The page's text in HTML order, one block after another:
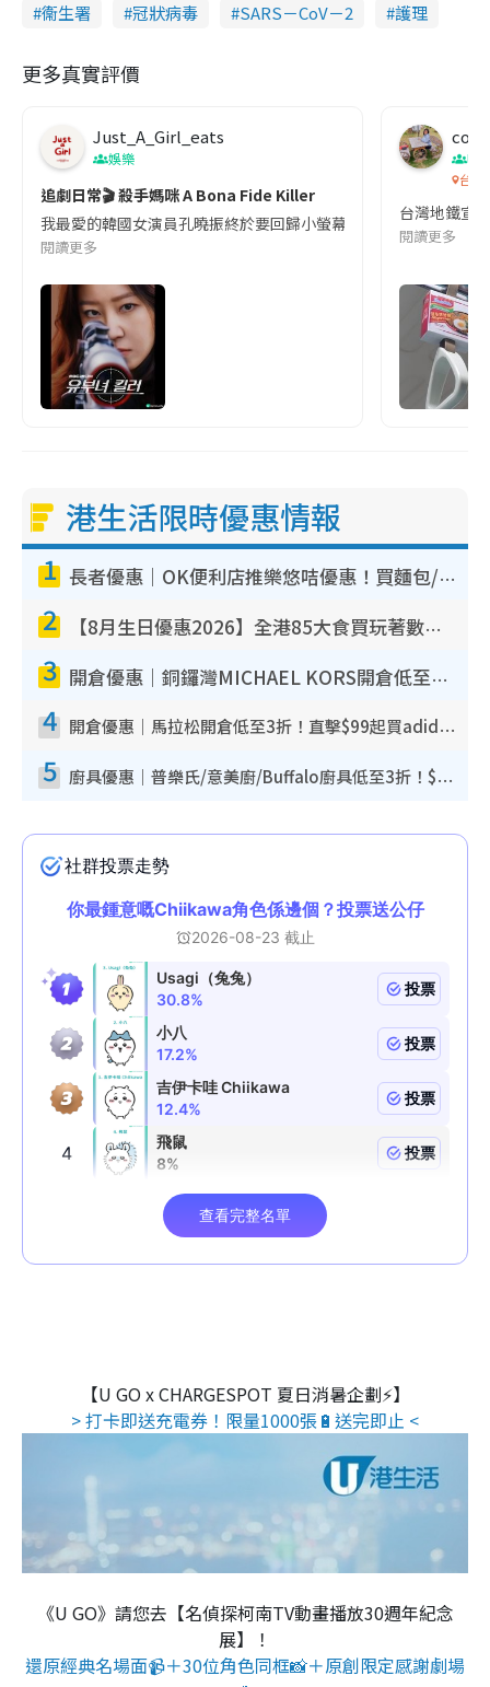
衞生署
冠狀病毒 SARS－CoV－2 護理
更多真實評價
Just_A_Girl_eats
娛樂
追劇日常🎬 殺手媽咪 A Bona Fide Killer
我最愛的韓國女演員孔曉振終於要回歸小螢幕啦!這次的劇本改編
閱讀更多
co
吹
台灣
台灣地鐵宣
閱讀更多
港生活限時優惠情報
1 長者優惠｜OK便利店推樂悠咭優惠！買麵包/牛奶/保健品拍卡即減
2 【8月生日優惠2026】全港85大食買玩著數攻略 自助餐/火鍋放題同行免費＋誠品/DONKI送現金券
3 開倉優惠｜銅鑼灣MICHAEL KORS開倉低至17折！直擊$500起買手袋/銀包/鞋款 必買經典Jet Set系列
4 開倉優惠｜馬拉松開倉低至3折！直擊$99起買adidas／New Balance／Puma鞋款 STANLEY保溫杯劈價至$119起
5 廚具優惠｜普樂氏/意美廚/Buffalo廚具低至3折！$89起買煎鍋／炒鑊／個人鍋 同場小家電激減至$99起
【U GO x CHARGESPOT 夏日消暑企劃⚡】
> 打卡即送充電券！限量1000張🔋送完即止 <
《U GO》請您去【名偵探柯南TV動畫播放30週年紀念
展】！
還原經典名場面📹＋30位角色同框📸＋原創限定感謝劇場